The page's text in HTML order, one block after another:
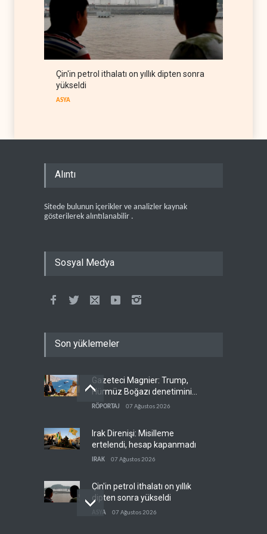
Çin'in petrol ithalatı on yıllık dipten sonra
yükseldi
ASYA
Alıntı
Sitede bulunun içerikler ve analizler kaynak
gösterilerek alıntılanabilir .
Sosyal Medya
Son yüklemeler
Gazeteci Magnier: Trump,
Hürmüz Boğazı denetimini
doğrudan İran ve Umman'a
RÖPORTAJ 07 Ağustos 2026
Irak Direnişi: Misilleme
ertelendi, hesap kapanmadı
IRAK 07 Ağustos 2026
Çin'in petrol ithalatı on yıllık
dipten sonra yükseldi
ASYA 07 Ağustos 2026